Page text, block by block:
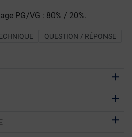
PG/VG : 80% / 20%.
QUESTION / RÉPONSE